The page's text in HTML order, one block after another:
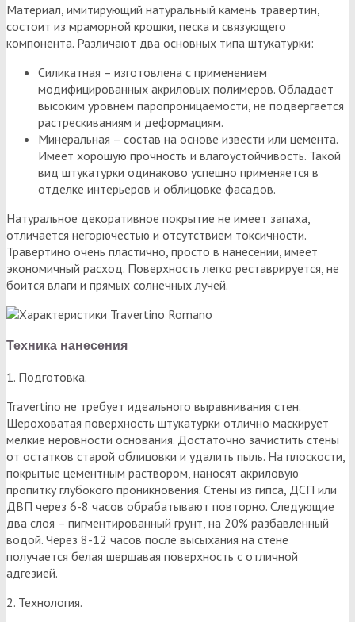
Материал, имитирующий натуральный камень травертин,
состоит из мраморной крошки, песка и связующего
компонента. Различают два основных типа штукатурки:
Силикатная – изготовлена с применением
модифицированных акриловых полимеров. Обладает
высоким уровнем паропроницаемости, не подвергается
растрескиваниям и деформациям.
Минеральная – состав на основе извести или цемента.
Имеет хорошую прочность и влагоустойчивость. Такой
вид штукатурки одинаково успешно применяется в
отделке интерьеров и облицовке фасадов.
Натуральное декоративное покрытие не имеет запаха,
отличается негорючестью и отсутствием токсичности.
Травертино очень пластично, просто в нанесении, имеет
экономичный расход. Поверхность легко реставрируется, не
боится влаги и прямых солнечных лучей.
Техника нанесения
1. Подготовка.
Travertino не требует идеального выравнивания стен.
Шероховатая поверхность штукатурки отлично маскирует
мелкие неровности основания. Достаточно зачистить стены
от остатков старой облицовки и удалить пыль. На плоскости,
покрытые цементным раствором, наносят акриловую
пропитку глубокого проникновения. Стены из гипса, ДСП или
ДВП через 6-8 часов обрабатывают повторно. Следующие
два слоя – пигментированный грунт, на 20% разбавленный
водой. Через 8-12 часов после высыхания на стене
получается белая шершавая поверхность с отличной
адгезией.
2. Технология.